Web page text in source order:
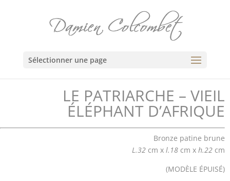
Sélectionner une page
LE PATRIARCHE – VIEIL
ÉLÉPHANT D’AFRIQUE
Bronze patine brune
L.32 cm x l.18 cm x h.22 cm
(MODÈLE ÉPUISÉ)